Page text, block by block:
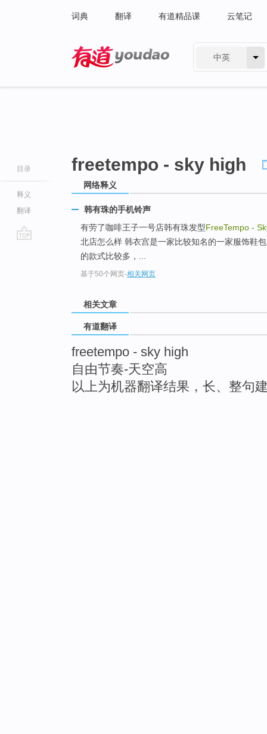
词典 翻译 有道精品课 云笔记
中英
目录
释义
翻译
freetempo - sky high
网络释义
韩有珠的手机铃声
有劳了咖啡王子一号店韩有珠发型FreeTempo -
北店怎么样 韩衣宫是一家比较知名的一家服饰鞋
的款式比较多，...
基于50个网页-相关网页
相关文章
有道翻译
freetempo - sky high
自由节奏-天空高
以上为机器翻译结果，长、整句